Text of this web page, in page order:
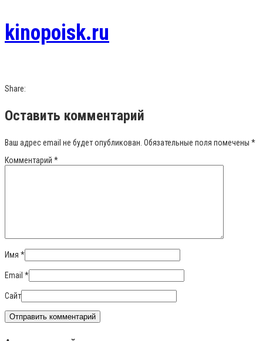
kinopoisk.ru
Share:
Оставить комментарий
Ваш адрес email не будет опубликован. Обязательные поля помечены *
Комментарий *
Имя *
Email *
Сайт